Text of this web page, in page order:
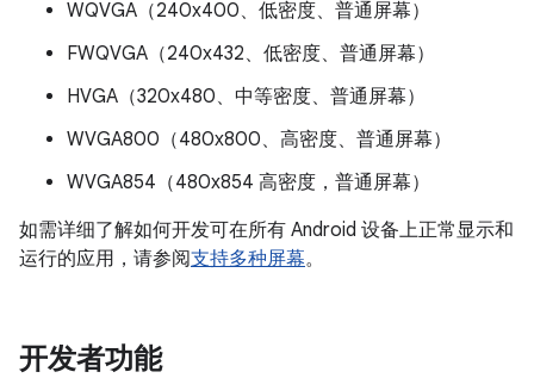
WQVGA（240x400、低密度、普通屏幕）
FWQVGA（240x432、低密度、普通屏幕）
HVGA（320x480、中等密度、普通屏幕）
WVGA800（480x800、高密度、普通屏幕）
WVGA854（480x854 高密度，普通屏幕）
如需详细了解如何开发可在所有 Android 设备上正常显示和
运行的应用，请参阅支持多种屏幕。
开发者功能